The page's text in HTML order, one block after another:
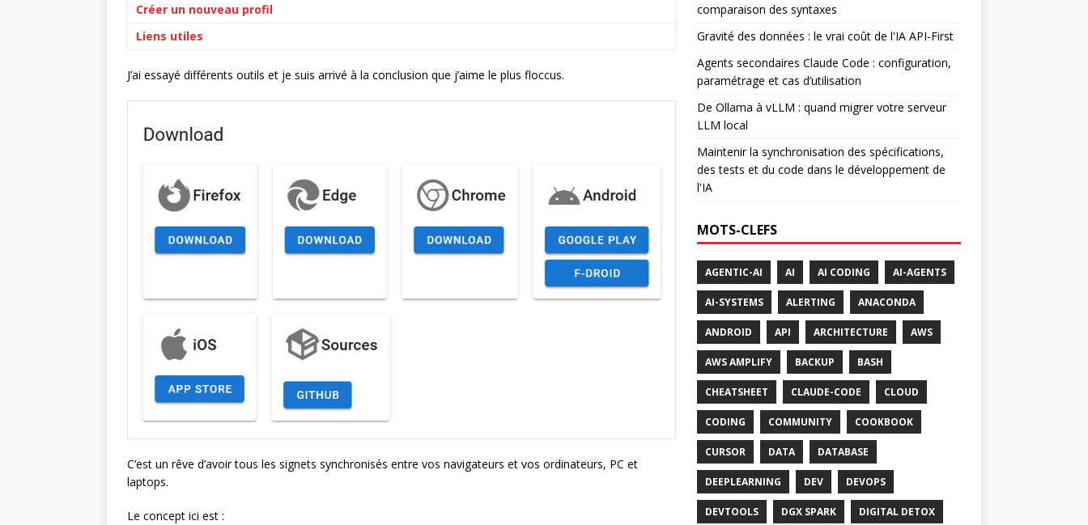
Créer un nouveau profil
Liens utiles
J’ai essayé différents outils et je suis arrivé à la conclusion que j’aime le plus floccus.
C’est un rêve d’avoir tous les signets synchronisés entre vos navigateurs et vos ordinateurs, PC et
laptops.
Le concept ici est :
comparaison des syntaxes
Gravité des données : le vrai coût de l'IA API-First
Agents secondaires Claude Code : configuration,
paramétrage et cas d’utilisation
De Ollama à vLLM : quand migrer votre serveur
LLM local
Maintenir la synchronisation des spécifications,
des tests et du code dans le développement de
l'IA
MOTS-CLEFS
AGENTIC-AI AI AI CODING AI-AGENTS
AI-SYSTEMS ALERTING ANACONDA
ANDROID API ARCHITECTURE AWS
AWS AMPLIFY BACKUP BASH
CHEATSHEET CLAUDE-CODE CLOUD
CODING COMMUNITY COOKBOOK
CURSOR DATA DATABASE
DEEPLEARNING DEV DEVOPS
DEVTOOLS DGX SPARK DIGITAL DETOX